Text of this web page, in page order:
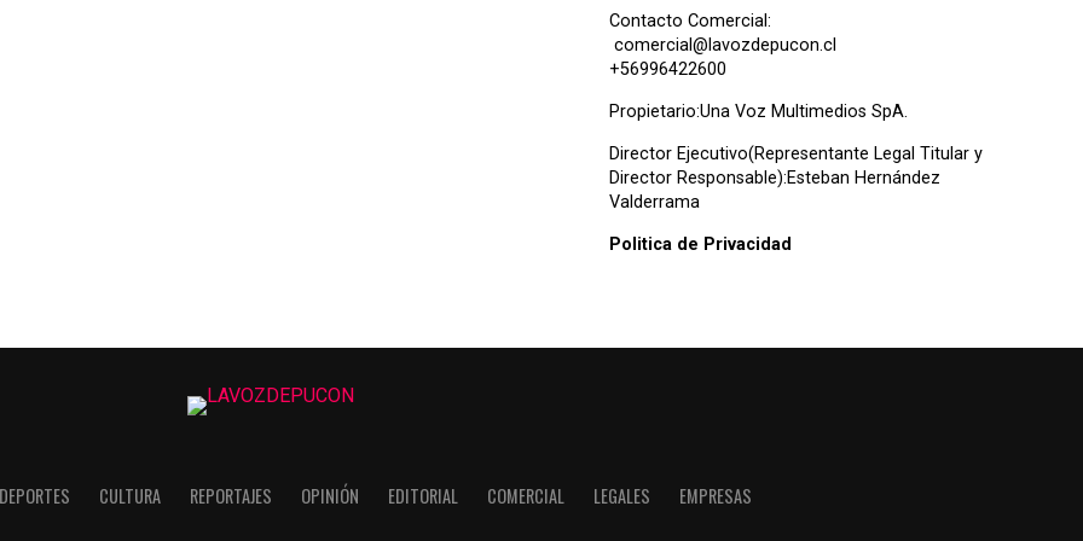
Contacto Comercial:
comercial@lavozdepucon.cl
+56996422600
Propietario:Una Voz Multimedios SpA.
Director Ejecutivo(Representante Legal Titular y
Director Responsable):Esteban Hernández
Valderrama
Politica de Privacidad
DEPORTES CULTURA REPORTAJES OPINIÓN EDITORIAL COMERCIAL LEGALES EMPRESAS